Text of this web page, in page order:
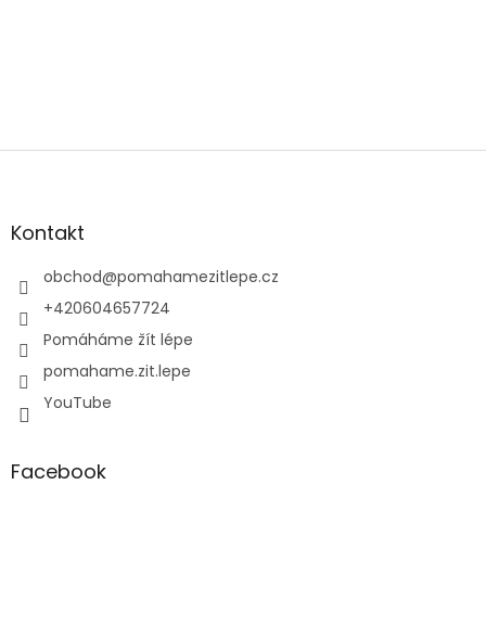
Z
aKontakt
obchod@pomahamezitlepe.cz
+420604657724
Pomáháme žít lépe
pomahame.zit.lepe
YouTube
Facebook